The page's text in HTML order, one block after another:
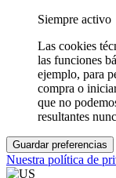
Siempre activo
Las cookies
las funciones
ejemplo, para
compra o
que no
resultantes
Guardar preferencias
Nuestra política de